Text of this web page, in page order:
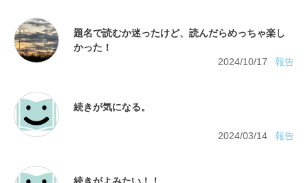
題名で読むか迷ったけど、読んだらめっちゃ楽し
かった！
2024/10/17 報告
2024/03/14 報告